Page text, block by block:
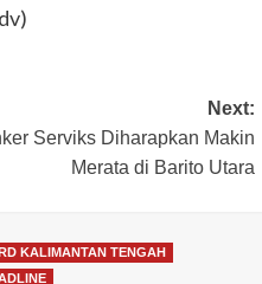
Next:
Serviks Diharapkan Makin
Merata di Barito Utara
KALIMANTAN TENGAH
Perempuan dan